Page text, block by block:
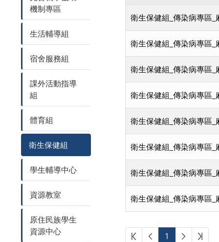
機制專區
生活輔導組
宿舍服務組
課外活動指導
組
體育組
衛生保健組
學生輔導中心
資源教室
原住民族學生
資源中心
衛生保健組_傳染病專區_
衛生保健組_傳染病專區_
衛生保健組_傳染病專區_
衛生保健組_傳染病專區_
衛生保健組_傳染病專區_
衛生保健組_傳染病專區_
衛生保健組_傳染病專區_
衛生保健組_傳染病專區_
第一頁上一頁
1 下一頁最後